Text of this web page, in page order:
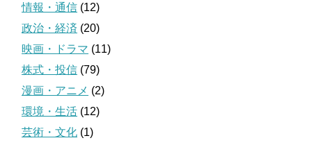
情報・通信 (12)
政治・経済 (20)
映画・ドラマ (11)
株式・投信 (79)
漫画・アニメ (2)
環境・生活 (12)
芸術・文化 (1)